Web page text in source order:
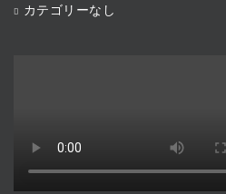
カテゴリーなし